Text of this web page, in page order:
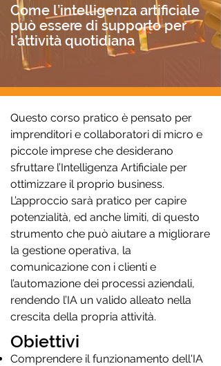
Come l’intelligenza artificiale
può essere di supporto per
l’attività quotidiana
Questo corso pratico è pensato per
imprenditori e collaboratori di micro e
piccole imprese che desiderano
sfruttare l’Intelligenza Artificiale per
ottimizzare il proprio business.
L’approccio sarà pratico per capire
potenzialità, ed anche limiti, di questo
strumento che può aiutare a migliorare
la gestione operativa, la
comunicazione con i clienti e
l’automazione dei processi aziendali,
rendendo l’IA un valido alleato nella
crescita della propria attività.
Obiettivi
Comprendere il funzionamento dell'IA